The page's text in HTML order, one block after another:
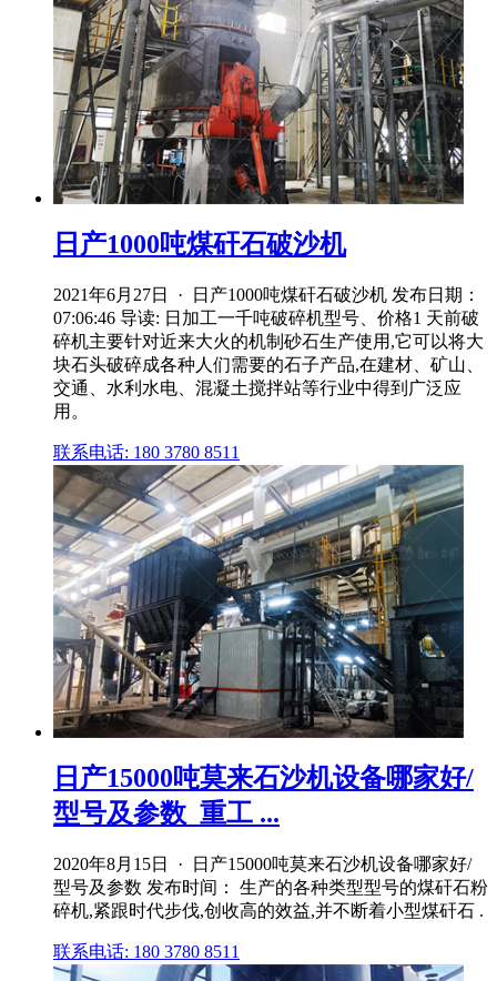
日产1000吨煤矸石破沙机
2021年6月27日 · 日产1000吨煤矸石破沙机 发布日期：
07:06:46 导读: 日加工一千吨破碎机型号、价格1 天前破
碎机主要针对近来大火的机制砂石生产使用,它可以将大
块石头破碎成各种人们需要的石子产品,在建材、矿山、
交通、水利水电、混凝土搅拌站等行业中得到广泛应
用。
联系电话: 180 3780 8511
日产15000吨莫来石沙机设备哪家好/
型号及参数_重工 ...
2020年8月15日 · 日产15000吨莫来石沙机设备哪家好/
型号及参数 发布时间： 生产的各种类型型号的煤矸石粉
碎机,紧跟时代步伐,创收高的效益,并不断着小型煤矸石 .
联系电话: 180 3780 8511